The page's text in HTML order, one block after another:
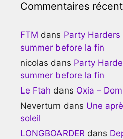
Commentaires
FTM dans Party
summer before la fin
nicolas dans Party
summer before la fin
Le Ftah dans Oxia –
Neverturn dans Une
soleil
LONGBOARDER dans